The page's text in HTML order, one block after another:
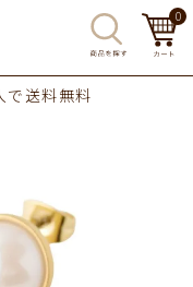
0
で送料無料